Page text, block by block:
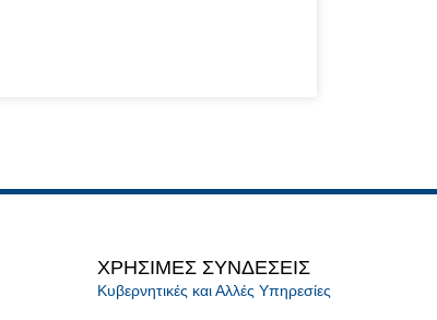
ΧΡΗΣΙΜΕΣ ΣΥΝΔΕΣΕΙΣ
Κυβερνητικές και Αλλές Υπηρεσίες